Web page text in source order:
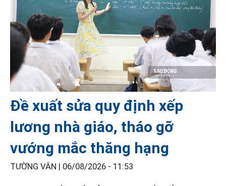
Đề xuất sửa quy định xếp
lương nhà giáo, tháo gỡ
vướng mắc thăng hạng
TƯỜNG VÂN | 06/08/2026 - 11:53